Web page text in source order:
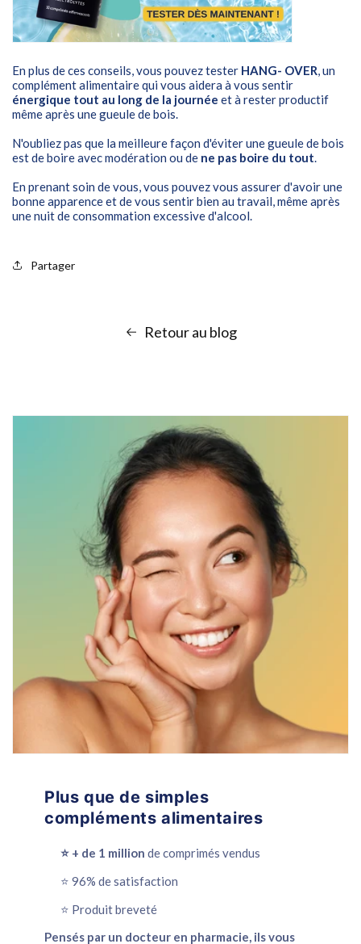
En plus de ces conseils, vous pouvez tester HANG- OVER, un
complément alimentaire qui vous aidera à vous sentir
énergique tout au long de la journée et à rester productif
même après une gueule de bois.
N'oubliez pas que la meilleure façon d'éviter une gueule de bois
est de boire avec modération ou de ne pas boire du tout.
En prenant soin de vous, vous pouvez vous assurer d'avoir une
bonne apparence et de vous sentir bien au travail, même après
une nuit de consommation excessive d'alcool.
Partager
Retour au blog
Plus que de simples
compléments alimentaires
⭐️ + de 1 million de comprimés vendus
⭐️ 96% de satisfaction
⭐️ Produit breveté
Pensés par un docteur en pharmacie, ils vous